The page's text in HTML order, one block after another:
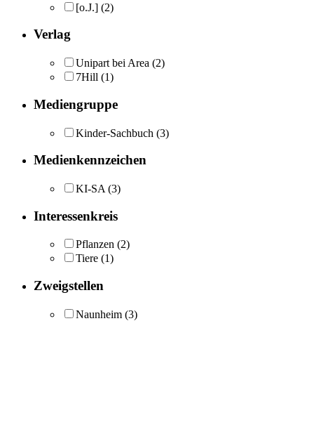
[o.J.] (2)
Verlag
Unipart bei Area (2)
7Hill (1)
Mediengruppe
Kinder-Sachbuch (3)
Medienkennzeichen
KI-SA (3)
Interessenkreis
Pflanzen (2)
Tiere (1)
Zweigstellen
Naunheim (3)